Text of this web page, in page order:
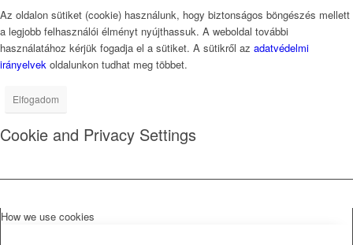
Az oldalon sütiket (cookie) használunk, hogy biztonságos böngészés mellett
a legjobb felhasználói élményt nyújthassuk. A weboldal további
használatához kérjük fogadja el a sütiket. A sütikről az adatvédelmi
irányelvek oldalunkon tudhat meg többet.
Elfogadom
Cookie and Privacy Settings
How we use cookies